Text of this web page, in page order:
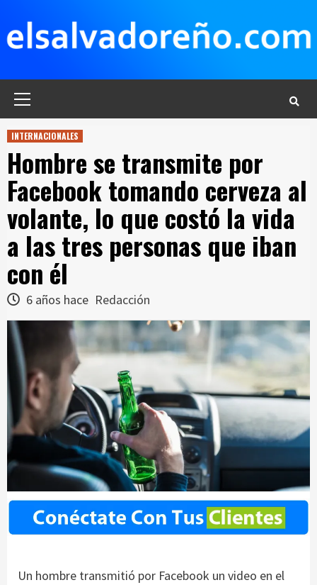
contenido
INTERNACIONALES
Hombre se transmite por
Facebook tomando cerveza al
volante, lo que costó la vida
a las tres personas que iban
con él
6 años hace Redacción
Un hombre transmitió por Facebook un video en el